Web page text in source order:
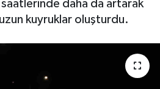
daha da artarak
kuyruklar oluşturdu.